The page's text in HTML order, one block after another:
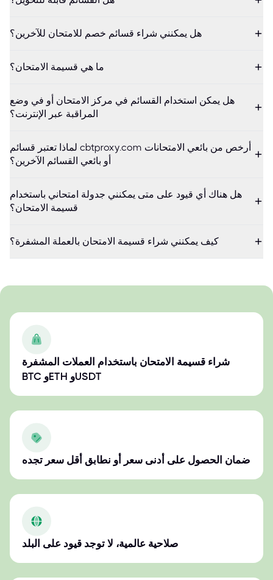
هل يمكنني شراء قسائم خصم للامتحان للآخرين؟
ما هي قسيمة الامتحان؟
هل يمكن استخدام القسائم في مركز الامتحان أو في وضع
المراقبة عبر الإنترنت؟
لماذا تعتبر قسائم cbtproxy.com أرخص من بائعي الامتحانات
أو بائعي القسائم الآخرين؟
هل هناك أي قيود على متى يمكنني جدولة امتحاني باستخدام
قسيمة الامتحان؟
كيف يمكنني شراء قسيمة الامتحان بالعملة المشفرة؟
شراء قسيمة الامتحان باستخدام العملات المشفرة
BTC وETH وUSDT
ضمان الحصول على أدنى سعر أو نطابق أقل سعر تجده
صلاحية عالمية، لا توجد قيود على البلد